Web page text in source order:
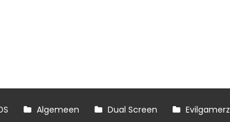
Algemeen Dual Screen Evilgamerz